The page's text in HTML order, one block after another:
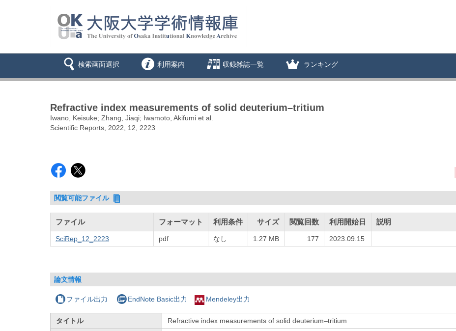
検索画面選択 利用案内 収録雑誌一覧 ランキング
Refractive index measurements of solid deuterium–tritium
Iwano, Keisuke; Zhang, Jiaqi; Iwamoto, Akifumi et al.
Scientific Reports, 2022, 12, 2223
閲覧可能ファイル
ファイル フォーマット 利用条件 サイズ 閲覧回数 利用開始日 説明
SciRep_12_2223 pdf なし 1.27 MB 177 2023.09.15
論文情報
ファイル出力 EndNote Basic出力 Mendeley出力
タイトル
Refractive index measurements of solid deuterium–tritium